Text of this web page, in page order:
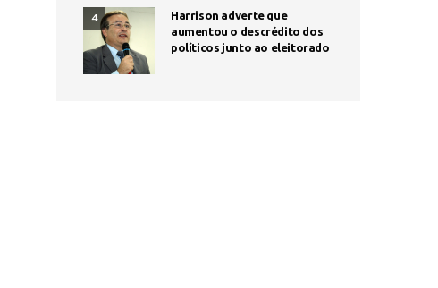
4
Harrison adverte que
aumentou o descrédito dos
políticos junto ao eleitorado